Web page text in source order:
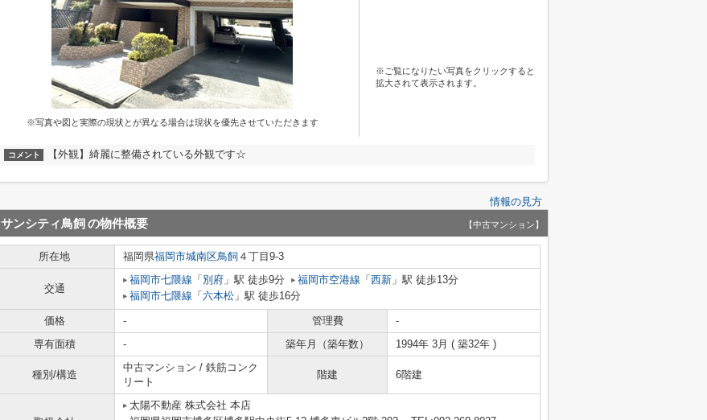
※写真や図と実際の現状とが異なる場合は現状を優先させていただきます
※ご覧になりたい写真をクリックすると
拡大されて表示されます。
コメント 【外観】綺麗に整備されている外観です☆
情報の見方
サンシティ鳥飼 の物件概要 【中古マンション】
所在地 福岡県福岡市城南区鳥飼 ４丁目9-3
交通
福岡市七隈線 「 別府 」駅 徒歩9分 福岡市空港線 「 西新 」駅 徒歩13分
福岡市七隈線 「 六本松 」駅 徒歩16分
価格 - 管理費
-
専有面積
- 築年月（築年数） 1994年 3月 ( 築32年 )
種別/構造
中古マンション / 鉄筋コンク
リート
階建 6階建
太陽不動産 株式会社 本店